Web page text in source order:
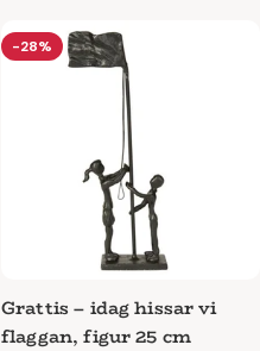
-28%
Grattis – idag hissar vi
flaggan, figur 25 cm